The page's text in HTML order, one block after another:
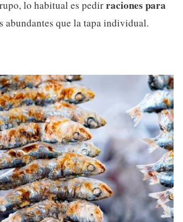
lo habitual es pedirraciones para
abundantes que la tapa individual.